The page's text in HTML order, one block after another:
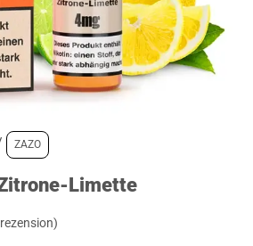
ZAZO
Limette